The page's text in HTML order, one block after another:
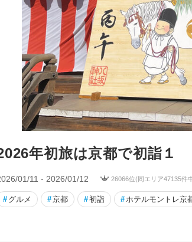
年初旅は京都で初詣１
01/11 - 2026/01/12 26066位(同エリア47135件
# グルメ #京都 #初詣 #ホテルモントレ京